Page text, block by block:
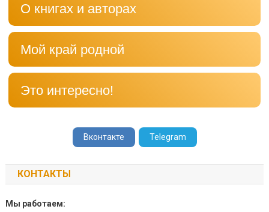
О книгах и авторах
Мой край родной
Это интересно!
Вконтакте Telegram
КОНТАКТЫ
Мы работаем: